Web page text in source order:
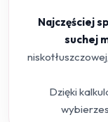
Najczęściej
suchej
Dzięki